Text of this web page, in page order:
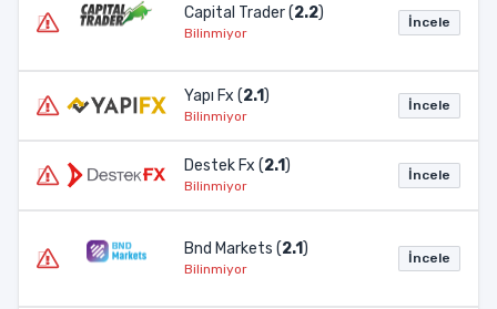
Capital Trader (2.2)
Bilinmiyor
İncele
Yapı Fx (2.1)
Bilinmiyor
İncele
Destek Fx (2.1)
Bilinmiyor
İncele
Bnd Markets (2.1)
Bilinmiyor
İncele